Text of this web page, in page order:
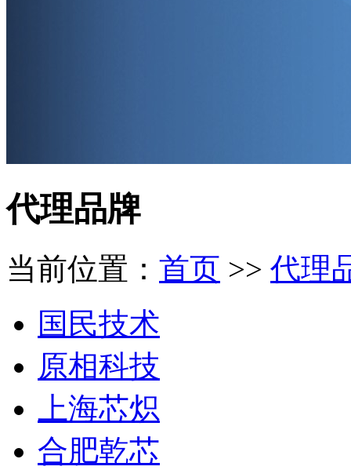
代理品牌
当前位置： 首页 >> 代理
国民技术
原相科技
上海芯炽
合肥乾芯